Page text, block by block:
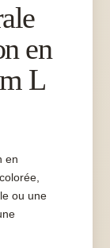
en
L
en
ou une